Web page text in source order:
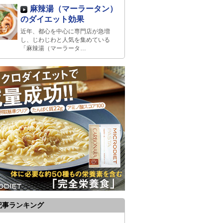
麻辣湯（マーラータン）
のダイエット効果
近年、都心を中心に専門店が急増
し、じわじわと人気を集めている
「麻辣湯（マーラータ…
事ランキング